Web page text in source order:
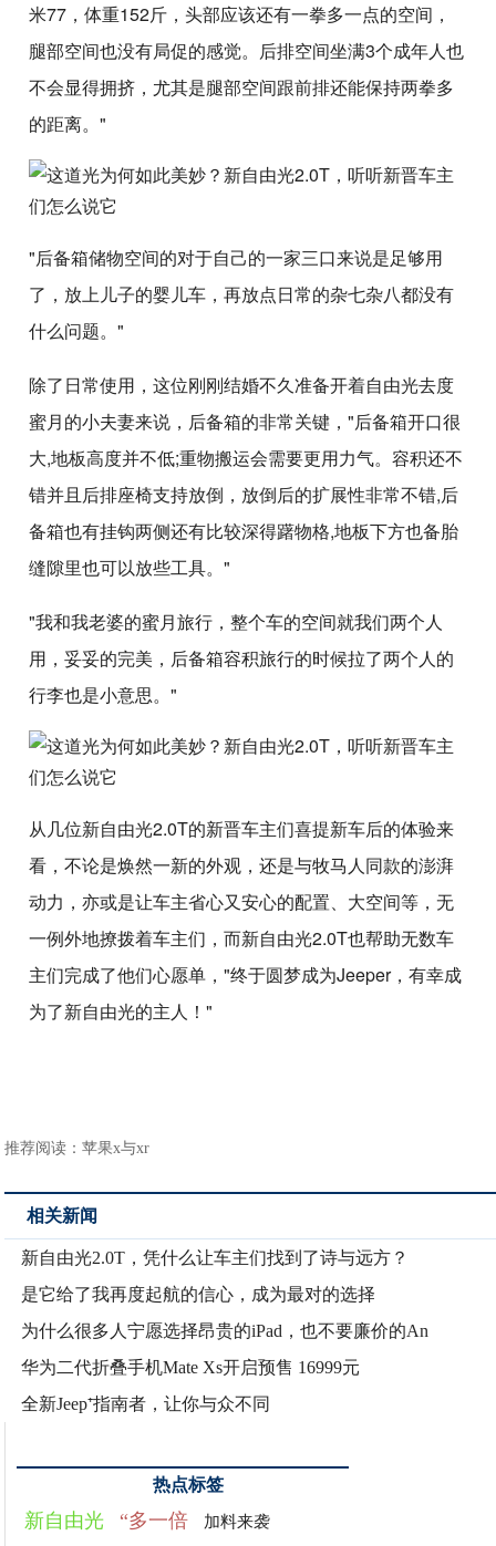
米77，体重152斤，头部应该还有一拳多一点的空间，
腿部空间也没有局促的感觉。后排空间坐满3个成年人也
不会显得拥挤，尤其是腿部空间跟前排还能保持两拳多
的距离。"
"后备箱储物空间的对于自己的一家三口来说是足够用
了，放上儿子的婴儿车，再放点日常的杂七杂八都没有
什么问题。"
除了日常使用，这位刚刚结婚不久准备开着自由光去度
蜜月的小夫妻来说，后备箱的非常关键，"后备箱开口很
大,地板高度并不低;重物搬运会需要更用力气。容积还不
错并且后排座椅支持放倒，放倒后的扩展性非常不错,后
备箱也有挂钩两侧还有比较深得躇物格,地板下方也备胎
缝隙里也可以放些工具。"
"我和我老婆的蜜月旅行，整个车的空间就我们两个人
用，妥妥的完美，后备箱容积旅行的时候拉了两个人的
行李也是小意思。"
从几位新自由光2.0T的新晋车主们喜提新车后的体验来
看，不论是焕然一新的外观，还是与牧马人同款的澎湃
动力，亦或是让车主省心又安心的配置、大空间等，无
一例外地撩拨着车主们，而新自由光2.0T也帮助无数车
主们完成了他们心愿单，"终于圆梦成为Jeeper，有幸成
为了新自由光的主人！"
推荐阅读：苹果x与xr
相关新闻
新自由光2.0T，凭什么让车主们找到了诗与远方？
是它给了我再度起航的信心，成为最对的选择
为什么很多人宁愿选择昂贵的iPad，也不要廉价的An
华为二代折叠手机Mate Xs开启预售 16999元
全新Jeep⁺指南者，让你与众不同
热点标签
新自由光 “多一倍 加料来袭